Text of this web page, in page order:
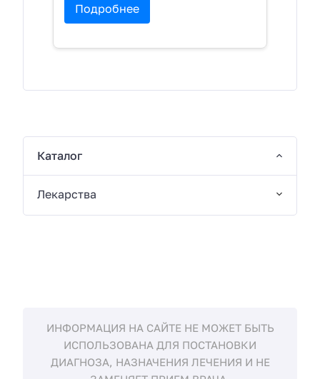
Подробнее
Каталог
Лекарства
ИНФОРМАЦИЯ НА САЙТЕ НЕ МОЖЕТ БЫТЬ
ИСПОЛЬЗОВАНА ДЛЯ ПОСТАНОВКИ
ДИАГНОЗА, НАЗНАЧЕНИЯ ЛЕЧЕНИЯ И НЕ